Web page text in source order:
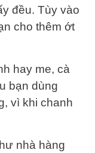
đều. Tùy vào
cho thêm ớt
hay me, cà
bạn dùng
vì khi chanh
nhà hàng